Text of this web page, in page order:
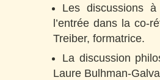
Les discussions
l’entrée dans la co-
Treiber, formatrice.
La discussion
Laure Bulhman-